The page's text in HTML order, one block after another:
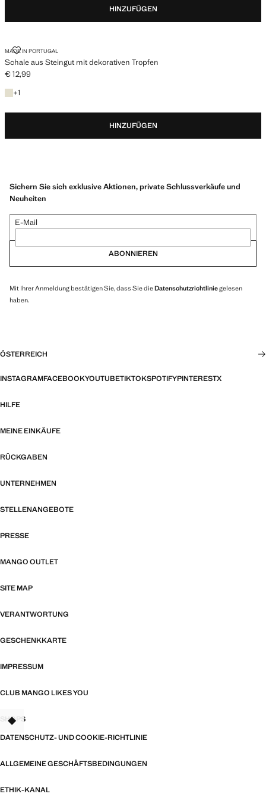
HINZUFÜGEN
MADE IN PORTUGAL
Schale aus Steingut mit dekorativen Tropfen
SCHALE AUS STEINGUT MIT DEKORATIVEN TROPFEN
Aktueller Preis [€ 12,99 ]
€ 12,99
+1
+ 1 Farbe
HINZUFÜGEN
Sichern Sie sich exklusive Aktionen, private Schlussverkäufe und
Neuheiten
E-Mail
ABONNIEREN
Mit Ihrer Anmeldung bestätigen Sie, dass Sie dieDatenschutzrichtliniegelesen
haben.
ÖSTERREICH
INSTAGRAMFACEBOOKYOUTUBETIKTOKSPOTIFYPINTERESTX
HILFE
MEINE EINKÄUFE
RÜCKGABEN
UNTERNEHMEN
STELLENANGEBOTE
PRESSE
MANGO OUTLET
SITE MAP
VERANTWORTUNG
GESCHENKKARTE
IMPRESSUM
CLUB MANGO LIKES YOU
SHOPS
DATENSCHUTZ- UND COOKIE-RICHTLINIE
ALLGEMEINE GESCHÄFTSBEDINGUNGEN
ETHIK-KANAL